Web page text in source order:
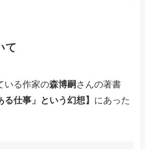
て
いる作家の森博嗣 さんの著書
る仕事」という幻想】 にあった